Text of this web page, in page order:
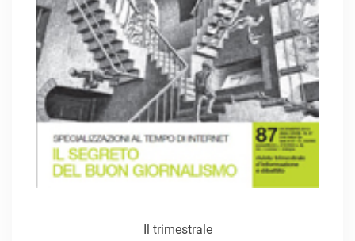
Il trimestrale